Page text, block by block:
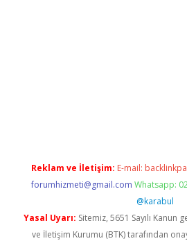
Reklam ve İletişim: E-mail:
forumhizmeti@gmail.com Whatsapp:
@karabul
Yasal Uyarı: Sitemiz, 5651 Sayılı
ve İletişim Kurumu (BTK) tarafından